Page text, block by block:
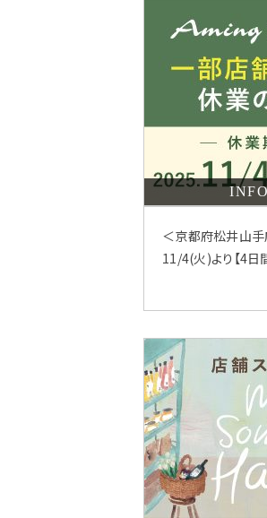
＜京都府松井山
11/4(火)より【4日